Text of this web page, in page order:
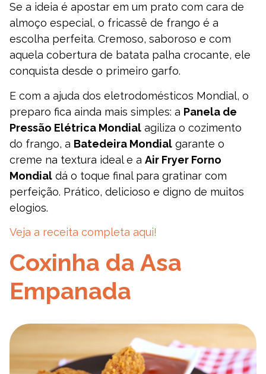
Se a ideia é apostar em um prato com cara de
almoço especial, o fricassê de frango é a
escolha perfeita. Cremoso, saboroso e com
aquela cobertura de batata palha crocante, ele
conquista desde o primeiro garfo.
E com a ajuda dos eletrodomésticos Mondial, o
preparo fica ainda mais simples: a Panela de
Pressão Elétrica Mondial agiliza o cozimento
do frango, a Batedeira Mondial garante o
creme na textura ideal e a Air Fryer Forno
Mondial dá o toque final para gratinar com
perfeição. Prático, delicioso e digno de muitos
elogios.
Veja a receita completa aqui!
Coxinha da Asa
Empanada